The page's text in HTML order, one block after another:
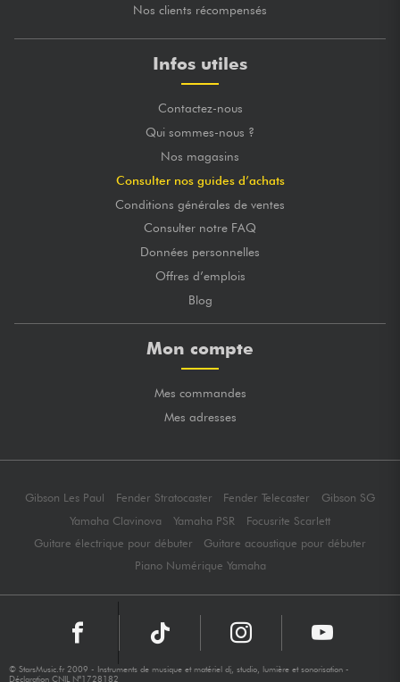
Nos clients récompensés
Infos utiles
Contactez-nous
Qui sommes-nous ?
Nos magasins
Consulter nos guides d’achats
Conditions générales de ventes
Consulter notre FAQ
Données personnelles
Offres d’emplois
Blog
Mon compte
Mes commandes
Mes adresses
Gibson Les Paul Fender Stratocaster Fender Telecaster
Gibson SG
Yamaha Clavinova
Yamaha PSR
Focusrite Scarlett
Guitare électrique pour débuter
Guitare acoustique pour débuter
Piano Numérique Yamaha
© StarsMusic.fr 2009 - Instruments de musique et matériel dj, studio, lumière et sonorisation -
Déclaration CNIL N°1728182